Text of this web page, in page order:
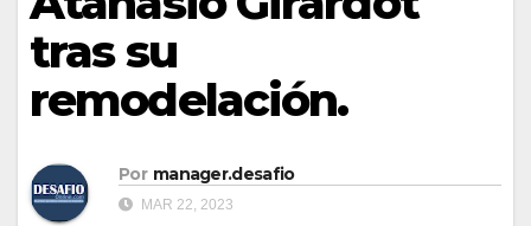
tras su
remodelación.
Por manager.desafio
MAR 22, 2023